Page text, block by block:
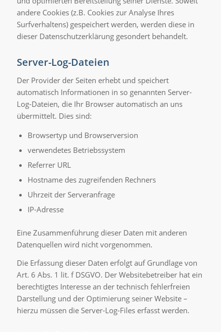
andere Cookies (z.B. Cookies zur Analyse Ihres
Surfverhaltens) gespeichert werden, werden diese in
dieser Datenschutzerklärung gesondert behandelt.
Server-Log-Dateien
Der Provider der Seiten erhebt und speichert
automatisch Informationen in so genannten Server-
Log-Dateien, die Ihr Browser automatisch an uns
übermittelt. Dies sind:
Browsertyp und Browserversion
verwendetes Betriebssystem
Referrer URL
Hostname des zugreifenden Rechners
Uhrzeit der Serveranfrage
IP-Adresse
Eine Zusammenführung dieser Daten mit anderen
Datenquellen wird nicht vorgenommen.
Die Erfassung dieser Daten erfolgt auf Grundlage von
Art. 6 Abs. 1 lit. f DSGVO. Der Websitebetreiber hat ein
berechtigtes Interesse an der technisch fehlerfreien
Darstellung und der Optimierung seiner Website –
hierzu müssen die Server-Log-Files erfasst werden.